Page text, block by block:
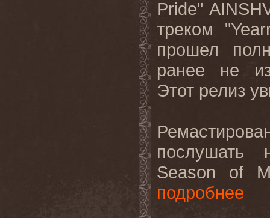
Pride"
треком
прошел
ранее не
Этот релиз
послушать
Season of
подробнее